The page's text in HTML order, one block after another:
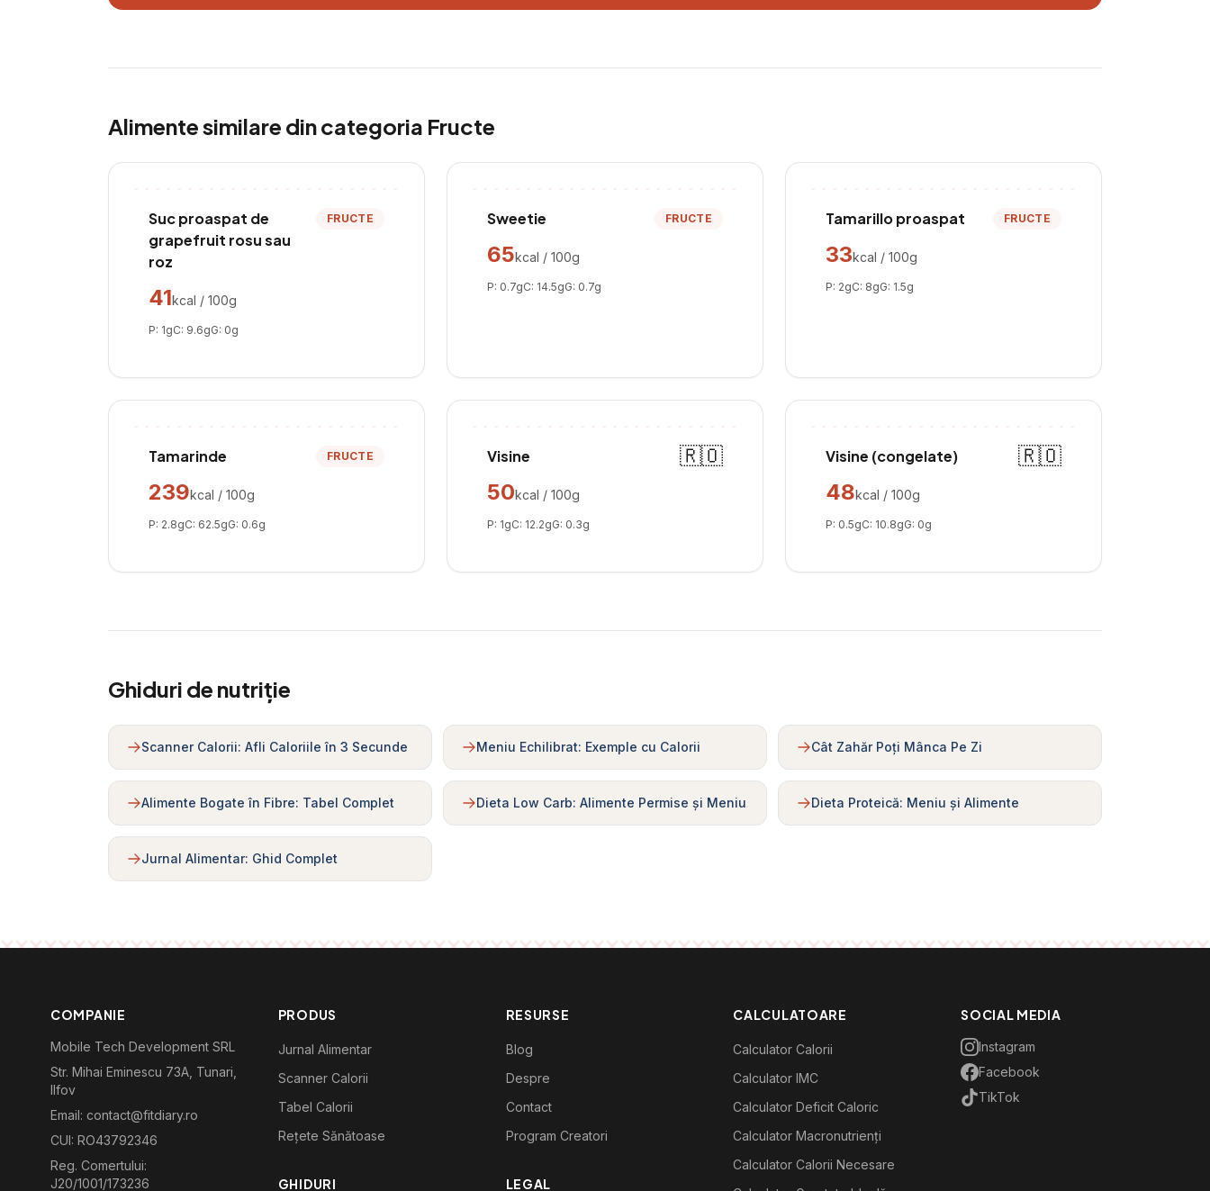
Alimente similare din categoria Fructe
Suc proaspat de
grapefruit rosu sau
roz
FRUCTE
41kcal / 100g
P: 1gC: 9.6gG: 0g
Sweetie FRUCTE
65kcal / 100g
P: 0.7gC: 14.5gG: 0.7g
Tamarillo proaspat FRUCTE
33kcal / 100g
P: 2gC: 8gG: 1.5g
Tamarinde FRUCTE
239kcal / 100g
P: 2.8gC: 62.5gG: 0.6g
Visine
🇷🇴
50kcal / 100g
P: 1gC: 12.2gG: 0.3g
Visine (congelate)
🇷🇴
48kcal / 100g
P: 0.5gC: 10.8gG: 0g
Ghiduri de nutriție
Scanner Calorii: Afli Caloriile în 3 Secunde Meniu Echilibrat: Exemple cu Calorii Cât Zahăr Poți Mânca Pe Zi
Alimente Bogate în Fibre: Tabel Complet Dieta Low Carb: Alimente Permise și Meniu Dieta Proteică: Meniu și Alimente
Jurnal Alimentar: Ghid Complet
COMPANIE
Mobile Tech Development SRL
Str. Mihai Eminescu 73A, Tunari,
Ilfov
Email: contact@fitdiary.ro
CUI: RO43792346
Reg. Comertului:
J20/1001/173236
PRODUS
Jurnal Alimentar
Scanner Calorii
Tabel Calorii
Rețete Sănătoase
GHIDURI
RESURSE
Blog
Despre
Contact
Program Creatori
LEGAL
CALCULATOARE
Calculator Calorii
Calculator IMC
Calculator Deficit Caloric
Calculator Macronutrienți
Calculator Calorii Necesare
SOCIAL MEDIA
Instagram
Facebook
TikTok